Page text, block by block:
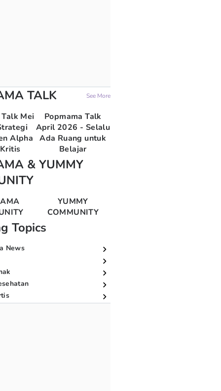
TALK See More
Mei
Alpha
Popmama Talk
April 2026 - Selalu
Ada Ruang untuk
Belajar
& YUMMY
YUMMY
COMMUNITY
Topics
News